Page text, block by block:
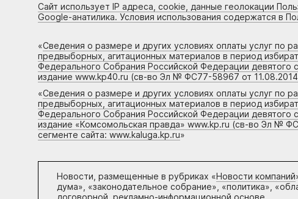
Сайт использует IP адреса, cookie, данные геолокации
Google-анатилика. Условия использования содержатся в
«Сведения о размере и других условиях оплаты услуг по
предвыборных, агитационных материалов в период
Федерального Собрания Российской Федерации девятого
издание www.kp40.ru (св-во Эл № ФС77-58967 от
«Сведения о размере и других условиях оплаты услуг по
предвыборных, агитационных материалов в период
Федерального Собрания Российской Федерации девятого
издание «Комсомольская правда» www.kp.ru (св-во Эл №
сегменте сайта: www.kaluga.kp.ru»
Новости, размещенные в рубриках «Новости компаний
дума», «законодательное собрание», «политика»,
договорной, рекламно-информационной основе.